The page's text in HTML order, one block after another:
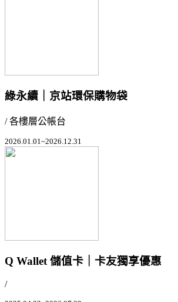
綠永續｜京站環保購物袋
/ 各樓層公帳台
2026.01.01~2026.12.31
Q Wallet 儲值卡｜卡友獨享優惠
/